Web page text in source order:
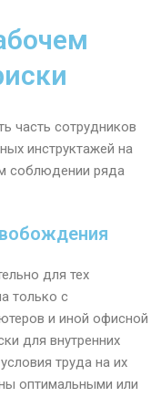
часть сотрудников
инструктажей на
соблюдении ряда
для тех
только с
и иной офисной
для внутренних
труда на их
оптимальными или